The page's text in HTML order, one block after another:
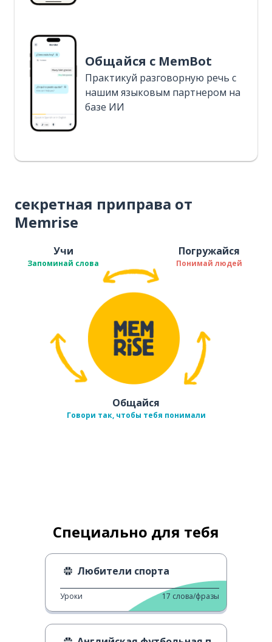
Общайся с MemBot
Практикуй разговорную речь с
нашим языковым партнером на
базе ИИ
секретная приправа от
Memrise
Учи
Запоминай слова
Погружайся
Понимай людей
Общайся
Говори так, чтобы тебя понимали
Специально для тебя
Любители спорта
Уроки 17 слова/фразы